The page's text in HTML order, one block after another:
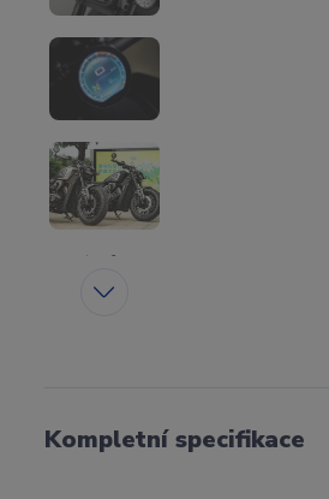
Kompletní specifikace